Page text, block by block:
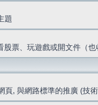
題
票、玩遊戲或開文件（也
, 與網路標準的推廣 (技